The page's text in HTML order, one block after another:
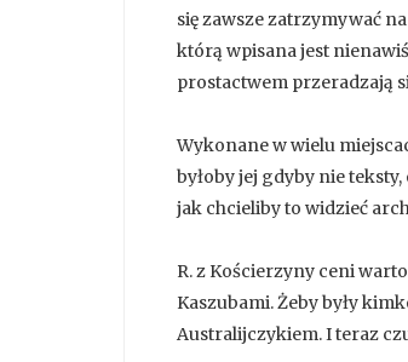
się zawsze zatrzymywać
którą wpisana jest
prostactwem przeradzają
Wykonane w wielu
byłoby jej gdyby nie
jak chcieliby to widzieć
R. z Kościerzyny ceni
Kaszubami. Żeby były
Australijczykiem. I teraz